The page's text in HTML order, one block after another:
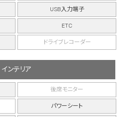
USB入力端子
ETC
ドライブレコーダー
インテリア
後席モニター
パワーシート